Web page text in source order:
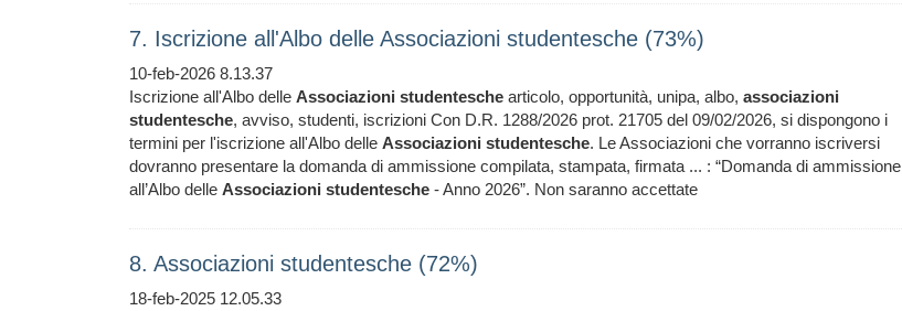
7. Iscrizione all'Albo delle Associazioni studentesche (73%)
10-feb-2026 8.13.37
Iscrizione all'Albo delle Associazioni studentesche articolo, opportunità, unipa, albo, associazioni
studentesche, avviso, studenti, iscrizioni Con D.R. 1288/2026 prot. 21705 del 09/02/2026, si dispongono i
termini per l'iscrizione all'Albo delle Associazioni studentesche. Le Associazioni che vorranno iscriversi
dovranno presentare la domanda di ammissione compilata, stampata, firmata ... : “Domanda di ammissione
all’Albo delle Associazioni studentesche - Anno 2026”. Non saranno accettate
8. Associazioni studentesche (72%)
18-feb-2025 12.05.33